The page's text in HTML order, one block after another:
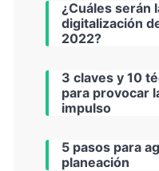
¿Cuáles serán
digitalización
2022?
3 claves y 10
para provocar
impulso
5 pasos para
planeación